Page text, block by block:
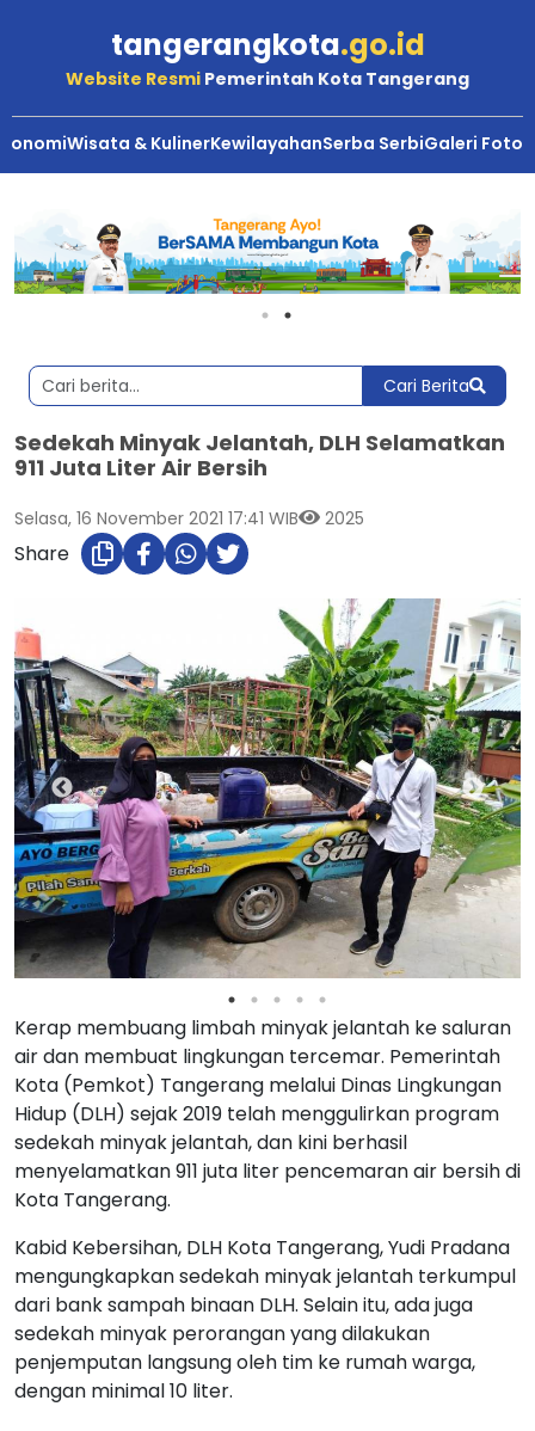
tangerangkota.go.id
Website Resmi Pemerintah Kota Tangerang
Wisata & KulinerKewilayahanSerba SerbiGaleri Foto
Cari Berita
Sedekah Minyak Jelantah, DLH Selamatkan
911 Juta Liter Air Bersih
Selasa, 16 November 2021 17:41 WIB 2025
Share
Kerap membuang limbah minyak jelantah ke saluran
air dan membuat lingkungan tercemar. Pemerintah
Kota (Pemkot) Tangerang melalui Dinas Lingkungan
Hidup (DLH) sejak 2019 telah menggulirkan program
sedekah minyak jelantah, dan kini berhasil
menyelamatkan 911 juta liter pencemaran air bersih di
Kota Tangerang.
Kabid Kebersihan, DLH Kota Tangerang, Yudi Pradana
mengungkapkan sedekah minyak jelantah terkumpul
dari bank sampah binaan DLH. Selain itu, ada juga
sedekah minyak perorangan yang dilakukan
penjemputan langsung oleh tim ke rumah warga,
dengan minimal 10 liter.